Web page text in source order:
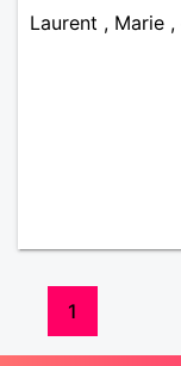
Laurent , Marie
1